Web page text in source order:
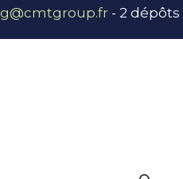
- 2 dépôts